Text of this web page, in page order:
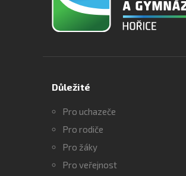
Důležité
Pro uchazeče
Pro rodiče
Pro žáky
Pro veřejnost